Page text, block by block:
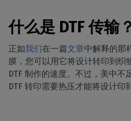
什么是 DTF 传输？
正如我们在一篇文章中解释的那
膜，您可以用它将设计转印到织
DTF 制作的速度。不过，美中不
DTF 转印需要热压才能将设计印